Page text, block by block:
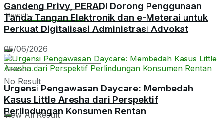
Informasi Publik
No Result
View All Result
Gandeng Privy, PERADI Dorong Penggunaan
Tanda Tangan Elektronik dan e-Meterai untuk
Perkuat Digitalisasi Administrasi Advokat
05/06/2026
Urgensi Pengawasan Daycare: Membedah
Kasus Little Aresha dari Perspektif
Perlindungan Konsumen Rentan